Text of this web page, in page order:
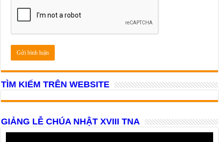
TÌM KIẾM TRÊN WEBSITE
GIẢNG LỄ CHÚA NHẬT XVIII TNA